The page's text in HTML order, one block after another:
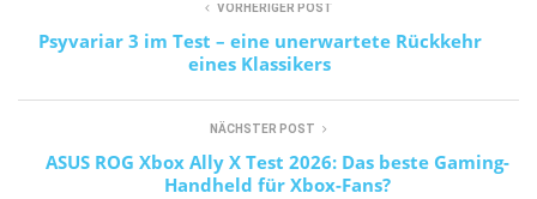
VORHERIGER POST
Psyvariar 3 im Test – eine unerwartete Rückkehr
eines Klassikers
NÄCHSTER POST
ASUS ROG Xbox Ally X Test 2026: Das beste Gaming-
Handheld für Xbox-Fans?